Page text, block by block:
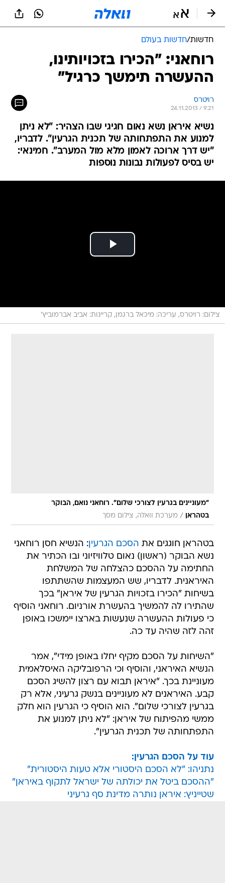
חדשות/חדשות בעולם
רוחאני: "הכירו בזכויותינו,
ההעשרה תימשך כרגיל"
רויטרס
24.11.2013 / 9:21
נשיא איראן נשא נאום חגיגי שבו הצהיר: "לא ניתן
למנוע את התפתחותה של תכנית הגרעין". לדבריו,
"יש דרך ארוכה לאמון מלא מול המערב". חמינאי:
יש בסיס לפעולות נבונות נוספות
צילום: רויטרס, עריכה: מיכאל ברגמן, קריינות: אביב אברמוביץ'
"מעוניינים בגרעין לצורכי שלום". רוחאני נואם, הבוקר
בטהראן
/ מערכת וואלה, צילום מסך
בטהראן חוגגים את הסכם הגרעין: הנשיא חסן רוחאני
נשא הבוקר (ראשון) נאום טלוויזיוני ובו הכתיר את
החתימה על ההסכם כהצלחה של המשלחת
האיראנית. לדבריו, שש המעצמות שהשתתפו
בשיחות "הכירו בזכויות הגרעין של איראן" בכך
שהתירו לה להמשיך בהעשרת אורניום. רוחאני הוסיף
כי פעולות ההעשרה שנעשות בארצו יימשכו באופן
זהה לזה שהיה עד כה.
"השיחות על הסכם מקיף יחלו באופן מידי", אמר
הנשיא האיראני, והוסיף וכי הרפובליקה האיסלאמית
מעוניינת בכך. "איראן תבוא עם רצון להשיג הסכם
קבע. האיראנים לא מעוניינים בנשק גרעיני, אלא רק
בגרעין לצורכי שלום". הוא הוסיף כי הגרעין הוא חלק
ממשי מהפיתוח של איראן: "לא ניתן למנוע את
התפתחותה של תכנית הגרעין".
עוד על הסכם הגרעין:
נתניהו: "לא הסכם היסטורי אלא טעות היסטורית"
"ההסכם ביטל את יכולתה של ישראל לתקוף באיראן"
שטייניץ: איראן נותרה מדינת סף גרעיני